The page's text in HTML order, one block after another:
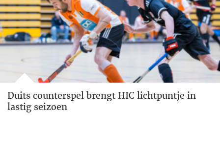
Duits counterspel brengt HIC lichtpuntje in
lastig seizoen